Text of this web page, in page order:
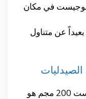
في مكان
عن متناول
يعتبر سعر لبوس سيكلوجيست 200 مجم هو